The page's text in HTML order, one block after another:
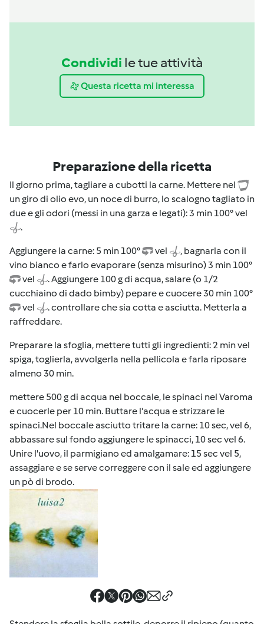
Condividi le tue attività
Questa ricetta mi interessa
Preparazione della ricetta
Il giorno prima, tagliare a cubotti la carne. Mettere nel
un giro di olio evo, un noce di burro, lo scalogno tagliato in
due e gli odori (messi in una garza e legati): 3 min 100° vel
.
Aggiungere la carne: 5 min 100° vel
, bagnarla con il
vino bianco e farlo evaporare (senza misurino) 3 min 100°
vel
. Aggiungere 100 g di acqua, salare (o 1/2
cucchiaino di dado bimby) pepare e cuocere 30 min 100°
vel
. controllare che sia cotta e asciutta. Metterla a
raffreddare.
Preparare la sfoglia, mettere tutti gli ingredienti: 2 min vel
spiga, toglierla, avvolgerla nella pellicola e farla riposare
almeno 30 min.
mettere 500 g di acqua nel boccale, le spinaci nel Varoma
e cuocerle per 10 min. Buttare l'acqua e strizzare le
spinaci.Nel boccale asciutto tritare la carne: 10 sec, vel 6,
abbassare sul fondo aggiungere le spinacci, 10 sec vel 6.
Unire l'uovo, il parmigiano ed amalgamare: 15 sec vel 5,
assaggiare e se serve correggere con il sale ed aggiungere
un pò di brodo.